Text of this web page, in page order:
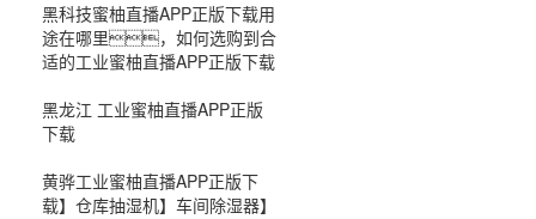
黑科技蜜柚直播APP正版下载用
途在哪里，如何选购到合
适的工业蜜柚直播APP正版下载
黑龙江 工业蜜柚直播APP正版
下载
黄骅工业蜜柚直播APP正版下
载】仓库抽湿机】车间除湿器】